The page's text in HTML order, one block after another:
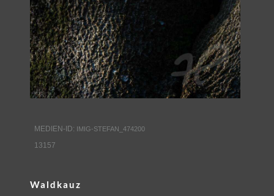
MEDIEN-ID: IMIG-STEFAN_474200
13157
Waldkauz